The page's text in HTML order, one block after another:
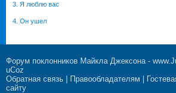
3. Я люблю вас
4. Он ушел
Форум поклонников Майкла Джексона-
uCoz
Обратная связь
Правообладателям
сайту